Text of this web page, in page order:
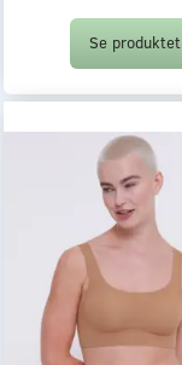
Se produktet